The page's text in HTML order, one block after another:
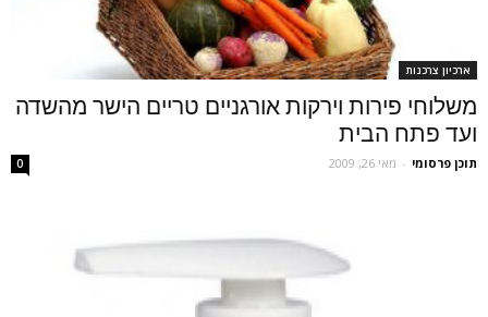
ארכיון צרכנות
משלוחי פירות וירקות אורגניים טריים הישר מהשדה
ועד פתח הבית
תוכן פרסומי - מאי 26, 2009 0